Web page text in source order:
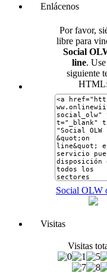
Enlácenos
Por favor,
libre para
Social
line.
siguiente
HTML:
Social OLW
Visitas
Visitas